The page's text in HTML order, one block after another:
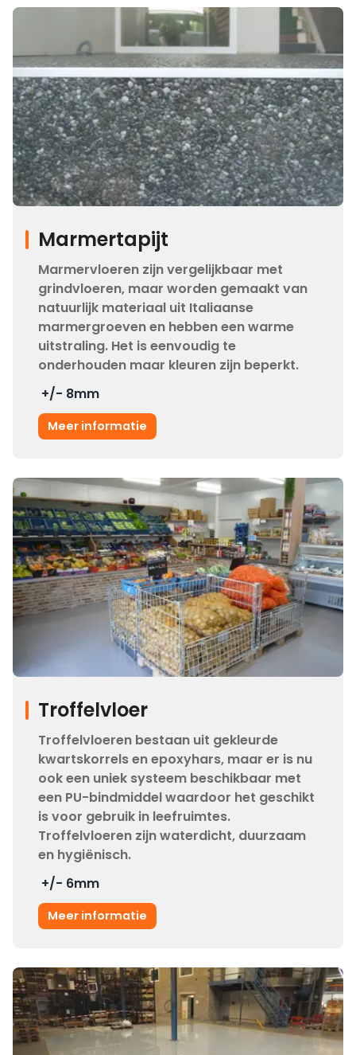
Marmertapijt
Marmervloeren zijn vergelijkbaar met
grindvloeren, maar worden gemaakt van
natuurlijk materiaal uit Italiaanse
marmergroeven en hebben een warme
uitstraling. Het is eenvoudig te
onderhouden maar kleuren zijn beperkt.
+/- 8mm
Meer informatie
Troffelvloer
Troffelvloeren bestaan uit gekleurde
kwartskorrels en epoxyhars, maar er is nu
ook een uniek systeem beschikbaar met
een PU-bindmiddel waardoor het geschikt
is voor gebruik in leefruimtes.
Troffelvloeren zijn waterdicht, duurzaam
en hygiënisch.
+/- 6mm
Meer informatie